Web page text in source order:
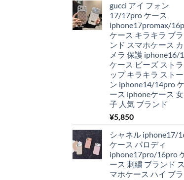
gucci アイ フォン
17/17pro ケース
iphone17promax/
ケース キラキラ ブラ
ンド スマホケース カ
メラ 保護 iphone16/
ケース ビーズ ストラ
ップ キラキラ ストー
ン iphone14/14pro ケ
ース iphoneケース 女
子 人気 ブランド
¥5,850
シャネル iphone17/
ケース パロディ
iphone17pro/16pro
ース 刺繍 ブランド ス
マホケース ハイ ブラ